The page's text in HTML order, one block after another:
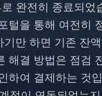
완전히 종료되었
털을 통해 여전히
만 하면 기존 잔
해결 방법은 점검
하여 결제하는 것